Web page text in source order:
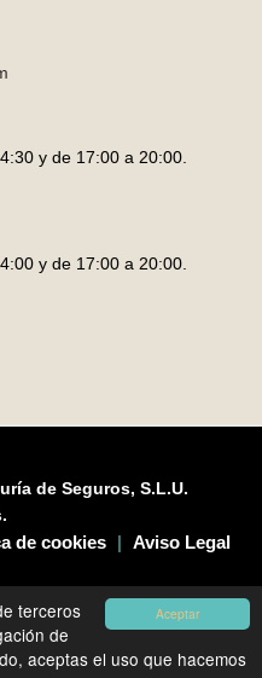
Aceptar
terceros
de
aceptas el uso que hacemos
y de 17:00 a 20:00.
y de 17:00 a 20:00.
de Seguros, S.L.U.
de cookies | Aviso Legal